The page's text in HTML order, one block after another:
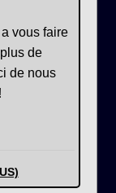
vous faire
de
de nous